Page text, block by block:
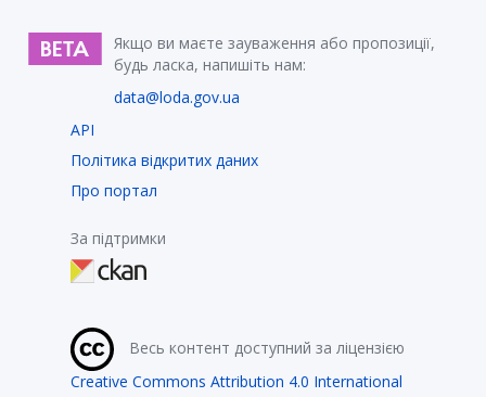
Якщо ви маєте зауваження або пропозиції,
будь ласка, напишіть нам:
data@loda.gov.ua
API
Політика відкритих даних
Про портал
За підтримки
Весь контент доступний за ліцензією
Creative Commons Attribution 4.0 International